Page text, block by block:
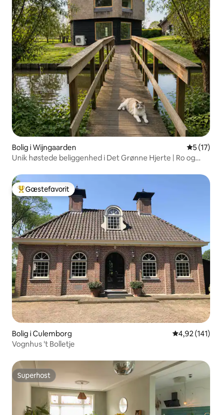
Bolig i Wijngaarden 5 ud af 5
5 (17)
Unik høstede beliggenhed i Det Grønne Hjerte | Ro og
Bedste gæstefavorit
Gæstefavorit
Bolig i Culemborg 4,92 ud af 5 i
4,92 (141)
Vognhus 't Bolletje
Superhost
Superhost